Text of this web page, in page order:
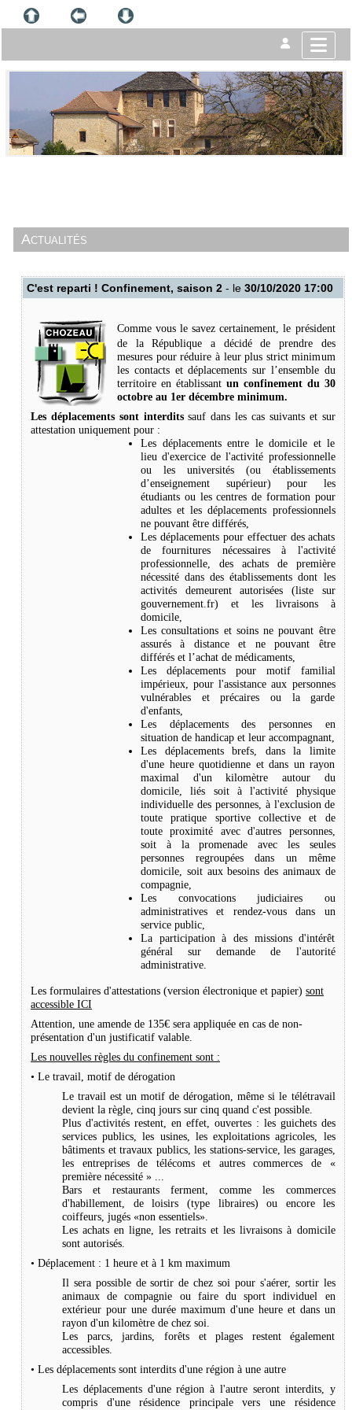
Actualités
C'est reparti ! Confinement, saison 2 - le 30/10/2020 17:00
Comme vous le savez certainement, le président
de la République a décidé de prendre des
mesures pour réduire à leur plus strict minimum
les contacts et déplacements sur l’ensemble du
territoire en établissant un confinement du 30
octobre au 1er décembre minimum.
Les déplacements sont interditssauf dans les cas suivants et sur
attestation uniquement pour :
Les déplacements entre le domicile et le
lieu d'exercice de l'activité professionnelle
ou les universités (ou établissements
d’enseignement supérieur) pour les
étudiants ou les centres de formation pour
adultes et les déplacements professionnels
ne pouvant être différés,
Les déplacements pour effectuer des achats
de fournitures nécessaires à l'activité
professionnelle, des achats de première
nécessité dans des établissements dont les
activités demeurent autorisées (liste sur
gouvernement.fr) et les livraisons à
domicile,
Les consultations et soins ne pouvant être
assurés à distance et ne pouvant être
différés et l’achat de médicaments,
Les déplacements pour motif familial
impérieux, pour l'assistance aux personnes
vulnérables et précaires ou la garde
d'enfants,
Les déplacements des personnes en
situation de handicap et leur accompagnant,
Les déplacements brefs, dans la limite
d'une heure quotidienne et dans un rayon
maximal d'un kilomètre autour du
domicile, liés soit à l'activité physique
individuelle des personnes, à l'exclusion de
toute pratique sportive collective et de
toute proximité avec d'autres personnes,
soit à la promenade avec les seules
personnes regroupées dans un même
domicile, soit aux besoins des animaux de
compagnie,
Les convocations judiciaires ou
administratives et rendez-vous dans un
service public,
La participation à des missions d'intérêt
général sur demande de l'autorité
administrative.
Les formulaires d'attestations (version électronique et papier) sont
accessible ICI
Attention, une amende de 135€ sera appliquée en cas de non-
présentation d'un justificatif valable.
Les nouvelles règles du confinement sont :
• Le travail, motif de dérogation
Le travail est un motif de dérogation, même si le télétravail
devient la règle, cinq jours sur cinq quand c'est possible.
Plus d'activités restent, en effet, ouvertes : les guichets des
services publics, les usines, les exploitations agricoles, les
bâtiments et travaux publics, les stations-service, les garages,
les entreprises de télécoms et autres commerces de «
première nécessité » ...
Bars et restaurants ferment, comme les commerces
d'habillement, de loisirs (type libraires) ou encore les
coiffeurs, jugés «non essentiels».
Les achats en ligne, les retraits et les livraisons à domicile
sont autorisés.
• Déplacement : 1 heure et à 1 km maximum
Il sera possible de sortir de chez soi pour s'aérer, sortir les
animaux de compagnie ou faire du sport individuel en
extérieur pour une durée maximum d'une heure et dans un
rayon d'un kilomètre de chez soi.
Les parcs, jardins, forêts et plages restent également
accessibles.
• Les déplacements sont interdits d'une région à une autre
Les déplacements d'une région à l'autre seront interdits, y
compris d'une résidence principale vers une résidence